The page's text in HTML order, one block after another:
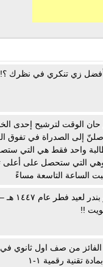
زي تنكري في نظرك ؟!
حان الوقت لترشيح إحدى
إلى الصدراة في تفوق
طالبة واحد فقط هي التي
وهي التي ستحصل على
الساعة التاسعة مساءً
جائزة
!!
من صف اول ثانوي في
تقنية رقمية ١-١